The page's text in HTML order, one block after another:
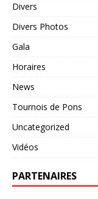
Divers
Divers Photos
Gala
Horaires
News
Tournois de Pons
Uncategorized
Vidéos
PARTENAIRES